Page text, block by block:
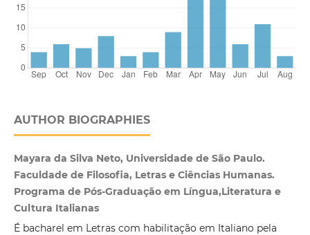
AUTHOR BIOGRAPHIES
Mayara da Silva Neto, Universidade de São Paulo.
Faculdade de Filosofia, Letras e Ciências Humanas.
Programa de Pós-Graduação em Língua,Literatura e
Cultura Italianas
É bacharel em Letras com habilitação em Italiano pela